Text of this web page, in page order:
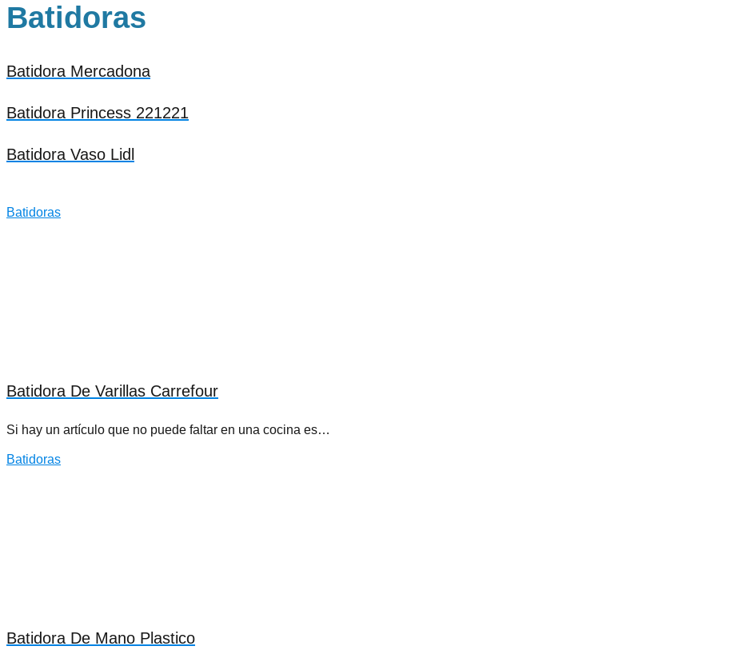
Batidoras
Batidora Mercadona
Batidora Princess 221221
Batidora Vaso Lidl
Batidoras
Batidora De Varillas Carrefour
Si hay un artículo que no puede faltar en una cocina es…
Batidoras
Batidora De Mano Plastico